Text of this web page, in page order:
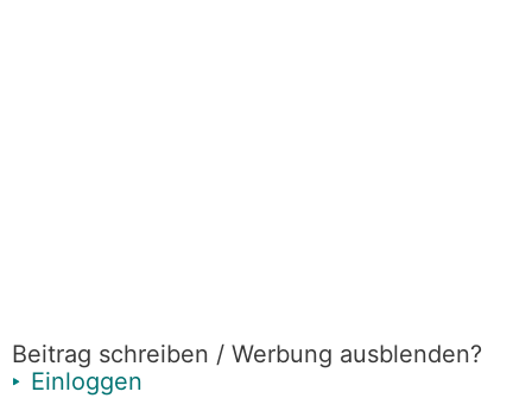
Beitrag schreiben / Werbung ausblenden?
Einloggen